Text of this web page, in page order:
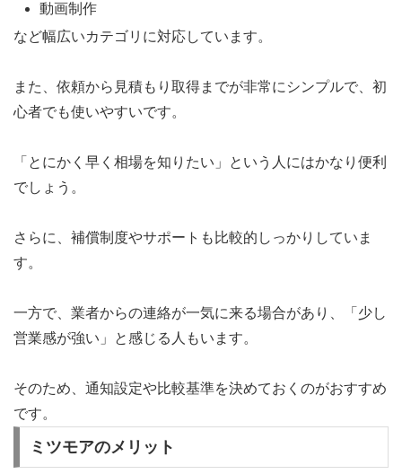
動画制作
など幅広いカテゴリに対応しています。
また、依頼から見積もり取得までが非常にシンプルで、初
心者でも使いやすいです。
「とにかく早く相場を知りたい」という人にはかなり便利
でしょう。
さらに、補償制度やサポートも比較的しっかりしていま
す。
一方で、業者からの連絡が一気に来る場合があり、「少し
営業感が強い」と感じる人もいます。
そのため、通知設定や比較基準を決めておくのがおすすめ
です。
ミツモアのメリット